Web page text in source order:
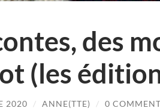
des
(les
2020 / ANNE(TTE) / 0